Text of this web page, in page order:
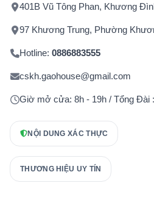
401B Vũ Tông Phan, Khương
97 Khương Trung, Phường
Hotline: 0886883555
cskh.gaohouse@gmail.com
Giờ mở cửa: 8h - 19h / Tổng Đài
NỘI DUNG XÁC THỰC
THƯƠNG HIỆU UY TÍN